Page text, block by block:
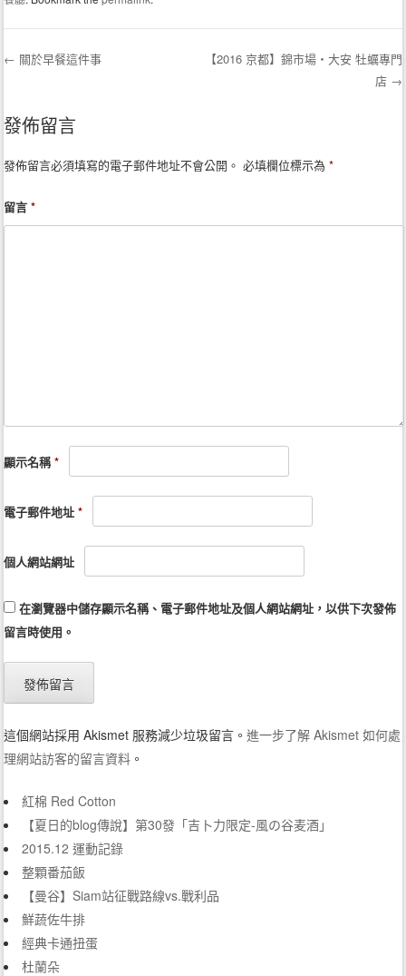
← 關於早餐這件事
【2016 京都】錦市場‧大安 牡蠣專門
店 →
發佈留言
發佈留言必須填寫的電子郵件地址不會公開。 必填欄位標示為*
留言*
顯示名稱*
電子郵件地址*
個人網站網址
在瀏覽器中儲存顯示名稱、電子郵件地址及個人網站網址，以供下次發佈
留言時使用。
這個網站採用 Akismet 服務減少垃圾留言。進一步了解 Akismet 如何處
理網站訪客的留言資料 。
紅棉 Red Cotton
【夏日的blog傳說】第30發「吉卜力限定-風の谷麦酒」
2015.12 運動記錄
整顆番茄飯
【曼谷】Siam站征戰路線vs.戰利品
鮮蔬佐牛排
經典卡通扭蛋
杜蘭朵